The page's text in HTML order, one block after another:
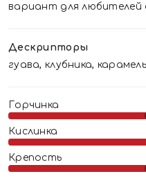
вариант для любителей
Дескрипторы
гуава, клубника,
Горчинка
Кислинка
Крепость